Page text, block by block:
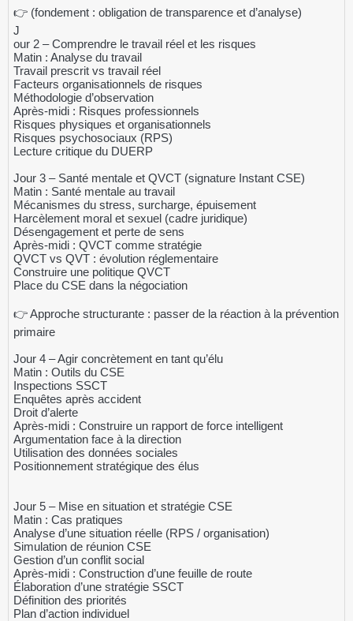
👉 (fondement : obligation de transparence et d’analyse)
J
our 2 – Comprendre le travail réel et les risques
Matin : Analyse du travail
Travail prescrit vs travail réel
Facteurs organisationnels de risques
Méthodologie d’observation
Après-midi : Risques professionnels
Risques physiques et organisationnels
Risques psychosociaux (RPS)
Lecture critique du DUERP
Jour 3 – Santé mentale et QVCT (signature Instant CSE)
Matin : Santé mentale au travail
Mécanismes du stress, surcharge, épuisement
Harcèlement moral et sexuel (cadre juridique)
Désengagement et perte de sens
Après-midi : QVCT comme stratégie
QVCT vs QVT : évolution réglementaire
Construire une politique QVCT
Place du CSE dans la négociation
👉 Approche structurante : passer de la réaction à la prévention
primaire
Jour 4 – Agir concrètement en tant qu’élu
Matin : Outils du CSE
Inspections SSCT
Enquêtes après accident
Droit d’alerte
Après-midi : Construire un rapport de force intelligent
Argumentation face à la direction
Utilisation des données sociales
Positionnement stratégique des élus
Jour 5 – Mise en situation et stratégie CSE
Matin : Cas pratiques
Analyse d’une situation réelle (RPS / organisation)
Simulation de réunion CSE
Gestion d’un conflit social
Après-midi : Construction d’une feuille de route
Élaboration d’une stratégie SSCT
Définition des priorités
Plan d’action individuel